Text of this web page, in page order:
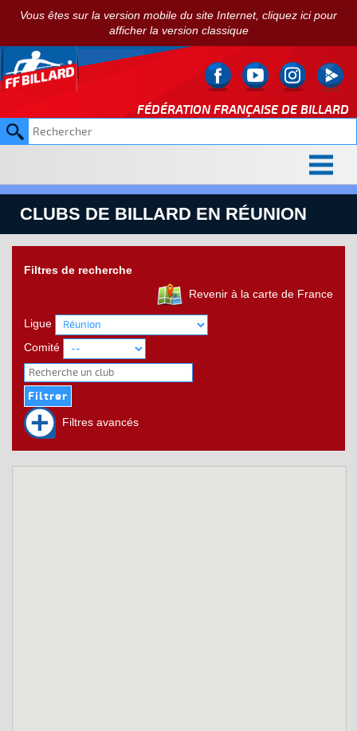
Vous êtes sur la version mobile du site Internet, cliquez ici pour
afficher la version classique
FÉDÉRATION FRANÇAISE DE BILLARD
CLUBS DE BILLARD EN RÉUNION
Filtres de recherche
Revenir à la carte de France
Ligue
Comité
Filtres avancés